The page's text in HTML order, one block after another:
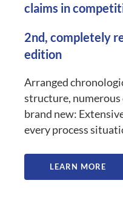
claims in
2nd, completely
edition
Arranged
structure, numerous
brand new:
every process
LEARN MORE